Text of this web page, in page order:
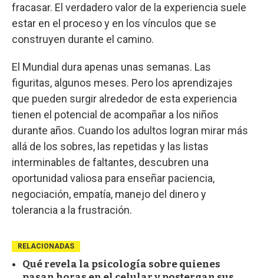
fracasar. El verdadero valor de la experiencia suele
estar en el proceso y en los vínculos que se
construyen durante el camino.
El Mundial dura apenas unas semanas. Las
figuritas, algunos meses. Pero los aprendizajes
que pueden surgir alrededor de esta experiencia
tienen el potencial de acompañar a los niños
durante años. Cuando los adultos logran mirar más
allá de los sobres, las repetidas y las listas
interminables de faltantes, descubren una
oportunidad valiosa para enseñar paciencia,
negociación, empatía, manejo del dinero y
tolerancia a la frustración.
RELACIONADAS
Qué revela la psicología sobre quienes